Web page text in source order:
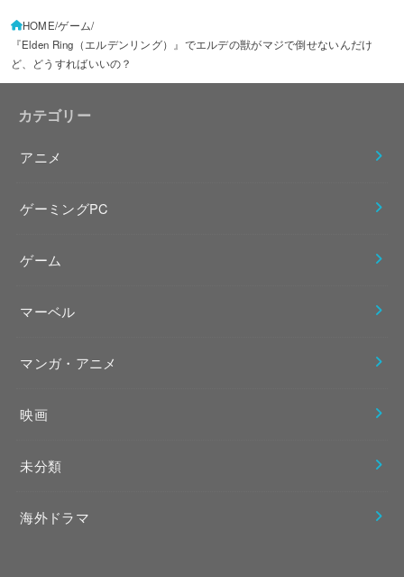
HOME ゲーム
『Elden Ring（エルデンリング）』でエルデの獣がマジで倒せないんだけ
ど、どうすればいいの？
カテゴリー
アニメ
ゲーミングPC
ゲーム
マーベル
マンガ・アニメ
映画
未分類
海外ドラマ